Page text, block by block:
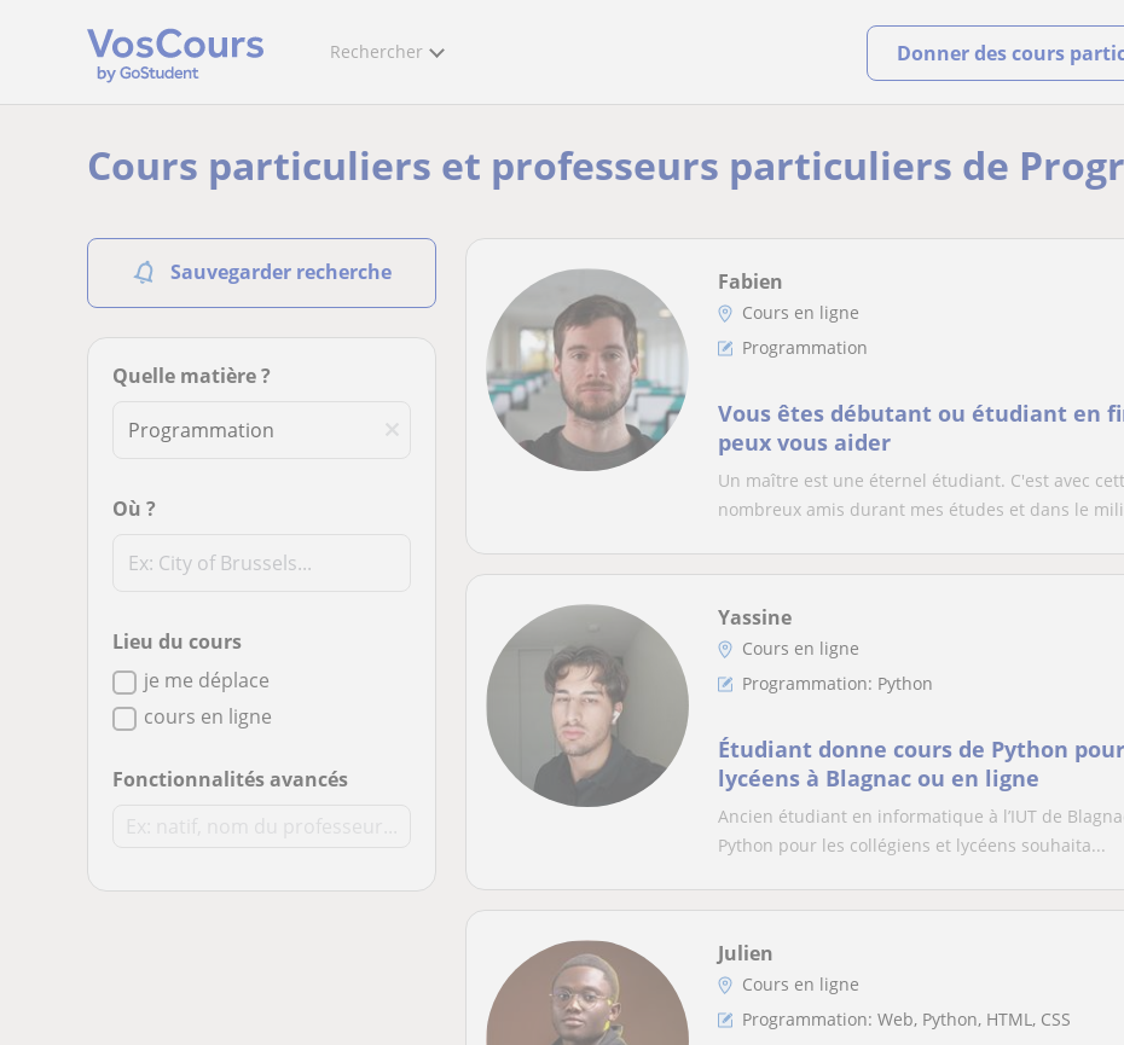
Rechercher Donner des cours
Cours particuliers et professeurs particuliers de
Sauvegarder recherche
Quelle matière ?
Où ?
Lieu du cours
je me déplace
cours en ligne
Fonctionnalités avancés
Fabien
Cours en ligne
Programmation
Vous êtes débutant ou étudiant en
peux vous aider
Un maître est une éternel étudiant. C'est avec
nombreux amis durant mes études et dans le
Yassine
Cours en ligne
Programmation: Python
Étudiant donne cours de Python
lycéens à Blagnac ou en ligne
Ancien étudiant en informatique à l’IUT de
Python pour les collégiens et lycéens souhaita...
Julien
Cours en ligne
Programmation: Web, Python, HTML, CSS